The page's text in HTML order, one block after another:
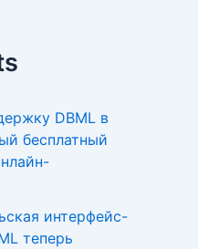
DBML в
бесплатный
интерфейс-
теперь